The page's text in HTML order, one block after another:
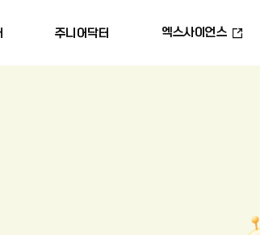
주니어닥터 엑스사이언스